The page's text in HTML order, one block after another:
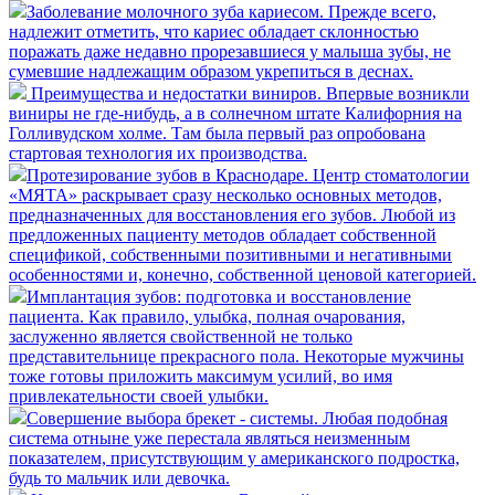
​Заболевание молочного зуба кариесом. Прежде всего,
надлежит отметить, что кариес обладает склонностью
поражать даже недавно прорезавшиеся у малыша зубы, не
сумевшие надлежащим образом укрепиться в деснах.
Преимущества и недостатки виниров. Впервые возникли
виниры не где-нибудь, а в солнечном штате Калифорния на
Голливудском холме. Там была первый раз опробована
стартовая технология их производства.
​Протезирование зубов в Краснодаре. Центр стоматологии
«МЯТА» раскрывает сразу несколько основных методов,
предназначенных для восстановления его зубов. Любой из
предложенных пациенту методов обладает собственной
спецификой, собственными позитивными и негативными
особенностями и, конечно, собственной ценовой категорией.
​Имплантация зубов: подготовка и восстановление
пациента. Как правило, улыбка, полная очарования,
заслуженно является свойственной не только
представительнице прекрасного пола. Некоторые мужчины
тоже готовы приложить максимум усилий, во имя
привлекательности своей улыбки.
​Совершение выбора брекет - системы. Любая подобная
система отныне уже перестала являться неизменным
показателем, присутствующим у американского подростка,
будь то мальчик или девочка.